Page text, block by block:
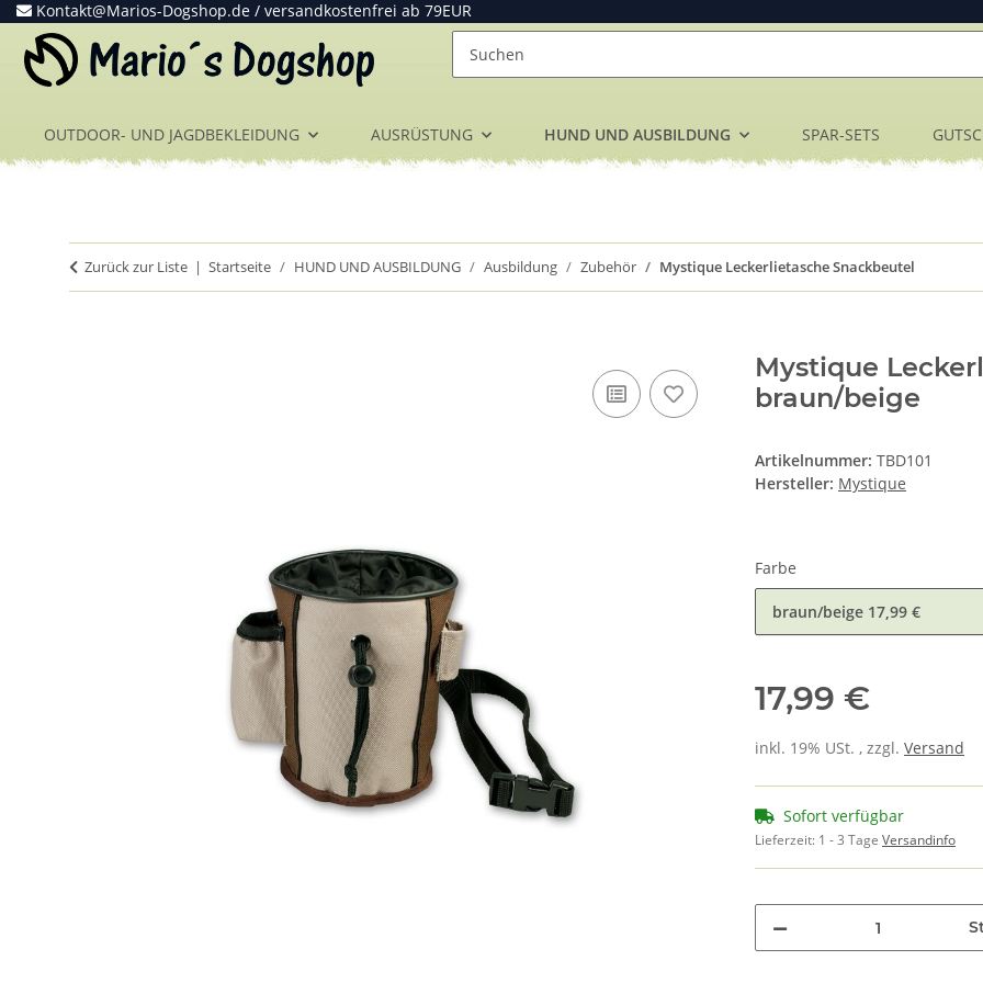
Kontakt@Marios-Dogshop.de / versandkostenfrei ab 79EUR
OUTDOOR- UND JAGDBEKLEIDUNG AUSRÜSTUNG HUND UND AUSBILDUNG SPAR-SETS
Zurück zur Liste Startseite HUND UND AUSBILDUNG Ausbildung Zubehör Mystique Leckerlietasche Snackbeutel
Mystique
braun/beige
Artikelnummer: TBD101
Hersteller: Mystique
Farbe
braun/beige 17,99 €
17,99 €
inkl. 19% USt. , zzgl. Versand
Sofort verfügbar
Lieferzeit: 1 - 3 Tage Versandinfo